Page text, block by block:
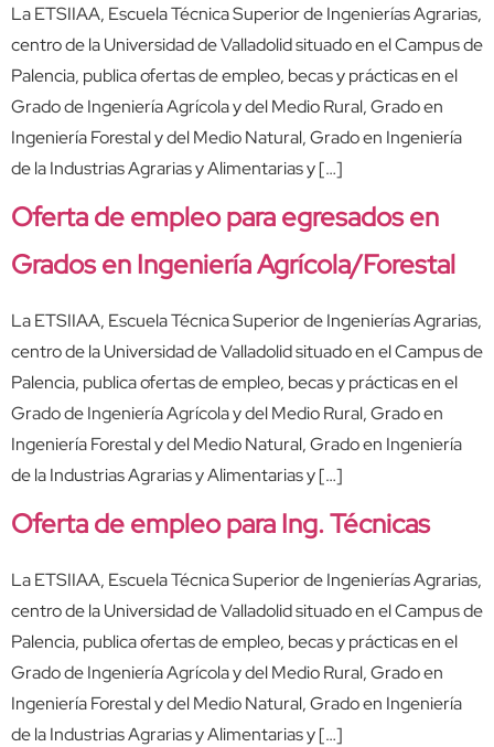
La ETSIIAA, Escuela Técnica Superior de Ingenierías Agrarias,
centro de la Universidad de Valladolid situado en el Campus de
Palencia, publica ofertas de empleo, becas y prácticas en el
Grado de Ingeniería Agrícola y del Medio Rural, Grado en
Ingeniería Forestal y del Medio Natural, Grado en Ingeniería
de la Industrias Agrarias y Alimentarias y […]
Oferta de empleo para egresados en
Grados en Ingeniería Agrícola/Forestal
La ETSIIAA, Escuela Técnica Superior de Ingenierías Agrarias,
centro de la Universidad de Valladolid situado en el Campus de
Palencia, publica ofertas de empleo, becas y prácticas en el
Grado de Ingeniería Agrícola y del Medio Rural, Grado en
Ingeniería Forestal y del Medio Natural, Grado en Ingeniería
de la Industrias Agrarias y Alimentarias y […]
Oferta de empleo para Ing. Técnicas
La ETSIIAA, Escuela Técnica Superior de Ingenierías Agrarias,
centro de la Universidad de Valladolid situado en el Campus de
Palencia, publica ofertas de empleo, becas y prácticas en el
Grado de Ingeniería Agrícola y del Medio Rural, Grado en
Ingeniería Forestal y del Medio Natural, Grado en Ingeniería
de la Industrias Agrarias y Alimentarias y […]